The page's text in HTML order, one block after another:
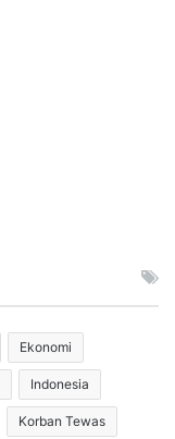
Ekonomi
Indonesia
Korban Tewas